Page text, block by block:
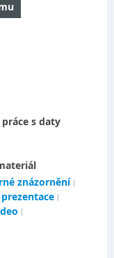
s daty
znázornění
prezentace